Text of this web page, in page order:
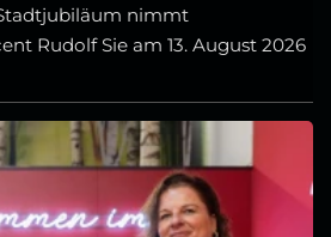
nimmt
Rudolf Sie am 13. August 2026